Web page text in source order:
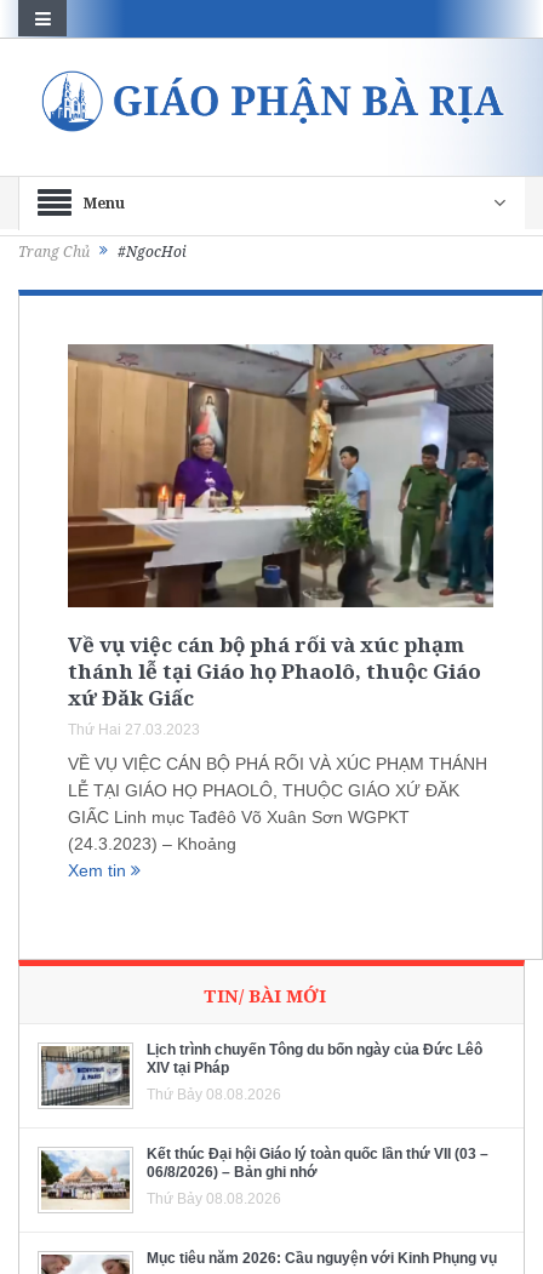
Menu
Trang Chủ #NgocHoi
Về vụ việc cán bộ phá rối và xúc phạm
thánh lễ tại Giáo họ Phaolô, thuộc Giáo
xứ Đăk Giấc
Thứ Hai 27.03.2023
VỀ VỤ VIỆC CÁN BỘ PHÁ RỐI VÀ XÚC PHẠM THÁNH
LỄ TẠI GIÁO HỌ PHAOLÔ, THUỘC GIÁO XỨ ĐĂK
GIẤC Linh mục Tađêô Võ Xuân Sơn WGPKT
(24.3.2023) – Khoảng
Xem tin
TIN/ BÀI MỚI
Lịch trình chuyến Tông du bốn ngày của Đức Lêô
XIV tại Pháp
Thứ Bảy 08.08.2026
Kết thúc Đại hội Giáo lý toàn quốc lần thứ VII (03 –
06/8/2026) – Bản ghi nhớ
Thứ Bảy 08.08.2026
Mục tiêu năm 2026: Cầu nguyện với Kinh Phụng vụ